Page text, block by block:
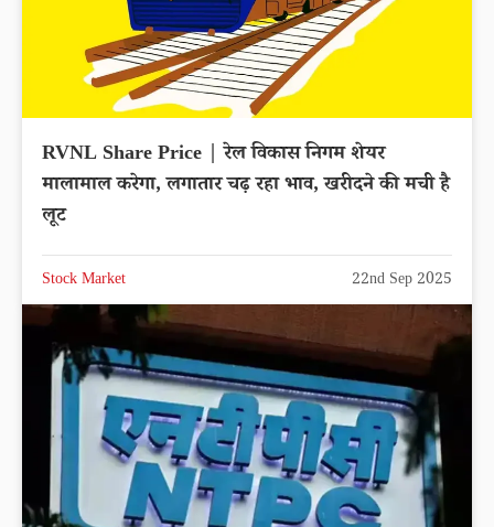
RVNL Share Price | रेल विकास निगम शेयर
मालामाल करेगा, लगातार चढ़ रहा भाव, खरीदने की मची है
लूट
Stock Market 22nd Sep 2025